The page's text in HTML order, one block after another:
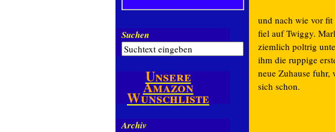
und nach wie vor
fiel auf Twiggy.
ziemlich poltrig
ihm die ruppige
neue Zuhause
sich schon.
Suchen
Unsere
Amazon
Wunschliste
Archiv